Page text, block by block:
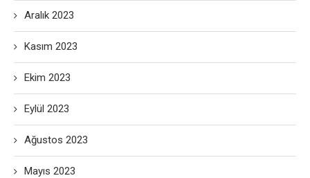
Aralık 2023
Kasım 2023
Ekim 2023
Eylül 2023
Ağustos 2023
Mayıs 2023